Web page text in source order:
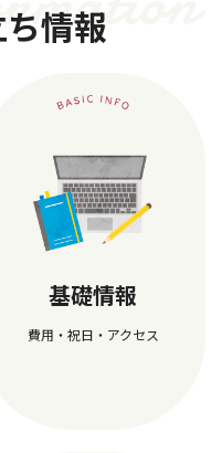
情報
基礎情報
費用・祝日・アクセス